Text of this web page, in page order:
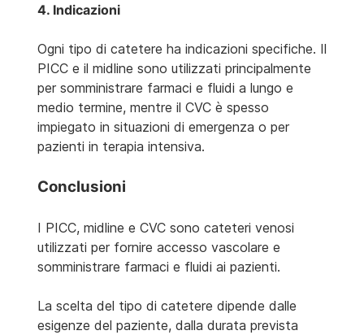
4. Indicazioni
Ogni tipo di catetere ha indicazioni specifiche. Il
PICC e il midline sono utilizzati principalmente
per somministrare farmaci e fluidi a lungo e
medio termine, mentre il CVC è spesso
impiegato in situazioni di emergenza o per
pazienti in terapia intensiva.
Conclusioni
I PICC, midline e CVC sono cateteri venosi
utilizzati per fornire accesso vascolare e
somministrare farmaci e fluidi ai pazienti.
La scelta del tipo di catetere dipende dalle
esigenze del paziente, dalla durata prevista